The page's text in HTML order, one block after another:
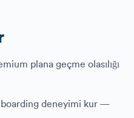
plana geçme olasılığı
deneyimi kur —